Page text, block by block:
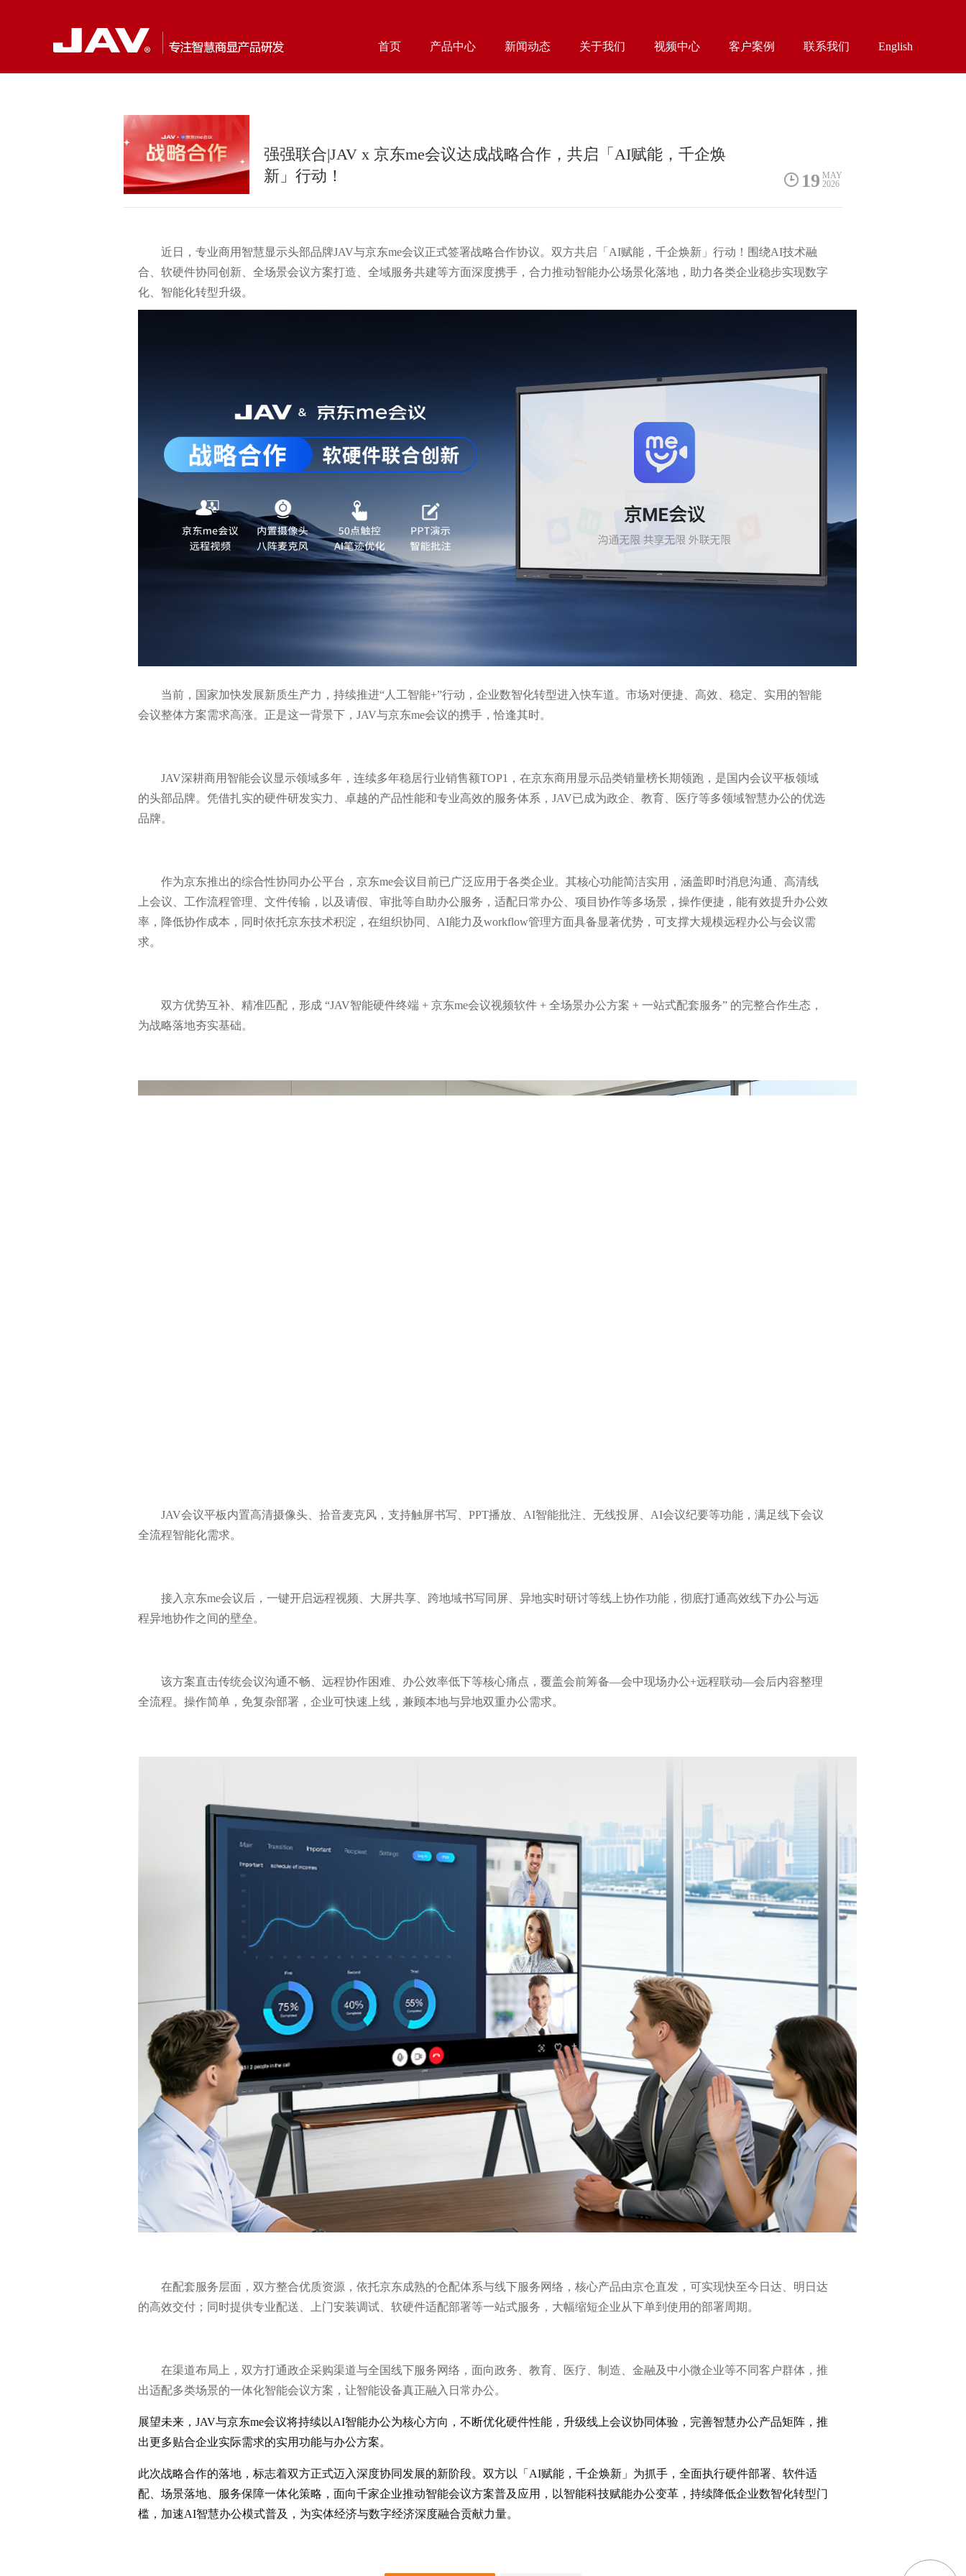
首页 产品中心 新闻动态 关于我们 视频中心 客户案例 联系我们 English
强强联合|JAV x 京东me会议达成战略合作，共启「AI赋能，千企焕
新」行动！
19 MAY
2026
近日，专业商用智慧显示头部品牌JAV与京东me会议正式签署战略合作协议。 双方共启「AI赋能，千企焕新」行动！ 围绕AI技术融
合、软硬件协同创新、全场景会议方案打造、全域服务共建等方面深度携手，合力推动智能办公场景化落地，助力各类企业稳步实现数字
化、智能化转型升级。
当前，国家加快发展新质生产力，持续推进“人工智能+”行动，企业数智化转型进入快车道。市场对便捷、高效、稳定、实用的智能
会议整体方案需求高涨。正是这一背景下，JAV与京东me会议的携手，恰逢其时。
JAV深耕商用智能会议显示领域多年，连续多年稳居行业销售额TOP1，在京东商用显示品类销量榜长期领跑，是国内会议平板领域
的头部品牌。凭借扎实的硬件研发实力、卓越的产品性能和专业高效的服务体系，JAV已成为政企、教育、医疗等多领域智慧办公的优选
品牌。
作为京东推出的综合性协同办公平台，京东me会议目前已广泛应用于各类企业。其核心功能简洁实用，涵盖即时消息沟通、高清线
上会议、 工作流程管理 、文件传输，以及请假、审批等自助办公服务，适配日常办公、项目协作等多场景，操作便捷，能有效提升办公效
率，降低协作成本，同时依托京东技术积淀，在组织协同、AI能力及workflow管理方面具备显著优势，可支撑大规模远程办公与会议需
求。
双方优势互补、精准匹配，形成 “JAV智能硬件终端 + 京东me会议视频软件 + 全场景办公方案 + 一站式配套服务” 的完整合作生态，
为战略落地夯实基础。
JAV会议平板内置高清摄像头、拾音麦克风，支持触屏书写、PPT播放、AI智能批注、无线投屏、 AI会议纪要等功能，满足线下会议
全流程智能化需求。
接入京东me会议后，一键开启远程视频、大屏共享、跨地域书写同屏、异地实时研讨等线上协作功能，彻底打通高效线下办公与远
程异地协作之间的壁垒。
该方案直击传统会议沟通不畅、远程协作困难、办公效率低下等核心痛点，覆盖会前筹备—会中现场办公+远程联动—会后内容整理
全流程。操作简单，免复杂部署，企业可快速上线，兼顾本地与异地双重办公需求。
在配套服务层面，双方整合优质资源，依托京东成熟的仓配体系与线下服务网络，核心产品由京仓直发，可实现快至今日达、明日达
的高效交付；同时提供专业配送、上门安装调试、软硬件适配部署等一站式服务，大幅缩短企业从下单到使用的部署周期。
在渠道布局上，双方打通政企采购渠道与全国线下服务网络，面向政务、教育、医疗、制造、金融及中小微企业等不同客户群体，推
出适配多类场景的一体化智能会议方案，让智能设备真正融入日常办公。
展望未来，JAV与京东me会议将持续以AI智能办公为核心方向，不断优化硬件性能，升级线上会议协同体验，完善智慧办公产品矩阵，推
出更多贴合企业实际需求的实用功能与办公方案。
此次战略合作的落地，标志着双方正式迈入深度协同发展的新阶段。双方以「AI赋能，千企焕新」为抓手，全面执行硬件部署、软件适
配、场景落地、服务保障一体化策略，面向千家企业推动智能会议方案普及应用，以智能科技赋能办公变革，持续降低企业数智化转型门
槛，加速AI智慧办公模式普及，为实体经济与数字经济深度融合贡献力量。